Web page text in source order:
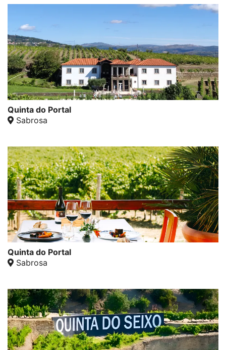
Quinta do Portal
Sabrosa
Quinta do Portal
Sabrosa